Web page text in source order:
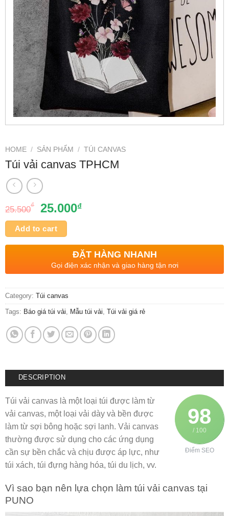
HOME / SẢN PHẨM / TÚI CANVAS
Túi vải canvas TPHCM
25.500₫ 25.000₫
Add to cart
ĐẶT HÀNG NHANH
Gọi điện xác nhận và giao hàng tận nơi
Category: Túi canvas
Tags: Báo giá túi vải, Mẫu túi vải, Túi vải giá rẻ
DESCRIPTION
98
/ 100
Điểm SEO
Túi vải canvas là một loại túi được làm từ
vải canvas, một loại vải dày và bền được
làm từ sợi bông hoặc sợi lanh. Vải canvas
thường được sử dụng cho các ứng dụng
cần sự bền chắc và chịu được áp lực, như
túi xách, túi đựng hàng hóa, túi du lịch, vv.
Vì sao bạn nên lựa chọn làm túi vải canvas tại
PUNO